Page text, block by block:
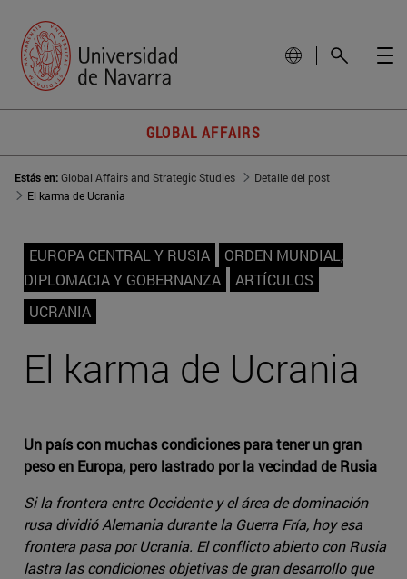
GLOBAL AFFAIRS
Estás en:Global Affairs and Strategic Studies
Detalle del post
El karma de Ucrania
EUROPA CENTRAL Y RUSIA
ORDEN MUNDIAL,
DIPLOMACIA Y GOBERNANZA
ARTÍCULOS
UCRANIA
El karma de Ucrania
Un país con muchas condiciones para tener un gran
peso en Europa, pero lastrado por la vecindad de Rusia
Si la frontera entre Occidente y el área de dominación
rusa dividió Alemania durante la Guerra Fría, hoy esa
frontera pasa por Ucrania. El conflicto abierto con Rusia
lastra las condiciones objetivas de gran desarrollo que